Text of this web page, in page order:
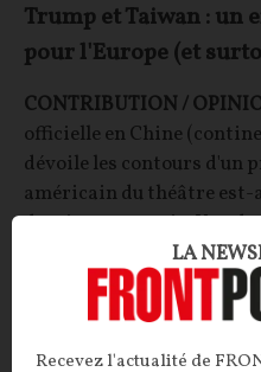
Trump et Taiwan : un
pour l'Europe (et
CONTRIBUTION /
officielle en Chine
dévoile les contours d'un
américain du théâtre est-
dossier taïwanais. Une
leçon pour ceux qui, chez
l'Amérique défendrait ses
François
LA
Recevez l'actualité de